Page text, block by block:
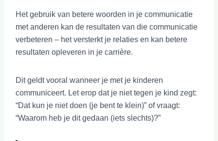
Het gebruik van betere woorden in je communicatie
met anderen kan de resultaten van die communicatie
verbeteren – het versterkt je relaties en kan betere
resultaten opleveren in je carrière.
Dit geldt vooral wanneer je met je kinderen
communiceert. Let erop dat je niet tegen je kind zegt:
“Dat kun je niet doen (je bent te klein)” of vraagt:
“Waarom heb je dit gedaan (iets slechts)?”